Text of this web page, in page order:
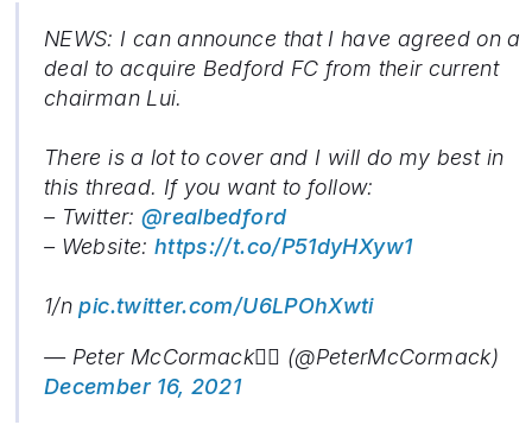
NEWS: I can announce that I have agreed on a
deal to acquire Bedford FC from their current
chairman Lui.
There is a lot to cover and I will do my best in
this thread. If you want to follow:
– Twitter: @realbedford
– Website: https://t.co/P51dyHXyw1
1/npic.twitter.com/U6LPOhXwti
— Peter McCormack🏴‍☠️ (@PeterMcCormack)
December 16, 2021